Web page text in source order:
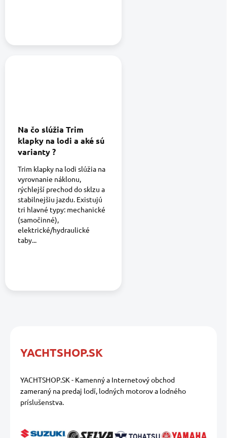
Na čo slúžia Trim
klapky na lodi a aké sú
varianty ?
Trim klapky na lodi slúžia na
vyrovnanie náklonu,
rýchlejší prechod do sklzu a
stabilnejšiu jazdu. Existujú
tri hlavné typy: mechanické
(samočinné),
elektrické/hydraulické
taby...
YACHTSHOP.SK
YACHTSHOP.SK - Kamenný a Internetový obchod
zameraný na predaj lodí, lodných motorov a lodného
príslušenstva.